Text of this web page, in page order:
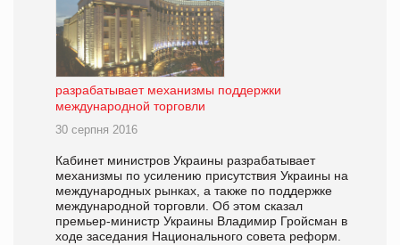
разрабатывает механизмы поддержки
международной торговли
30 серпня 2016
Кабинет министров Украины разрабатывает
механизмы по усилению присутствия Украины на
международных рынках, а также по поддержке
международной торговли. Об этом сказал
премьер-министр Украины Владимир Гройсман в
ходе заседания Национального совета реформ.